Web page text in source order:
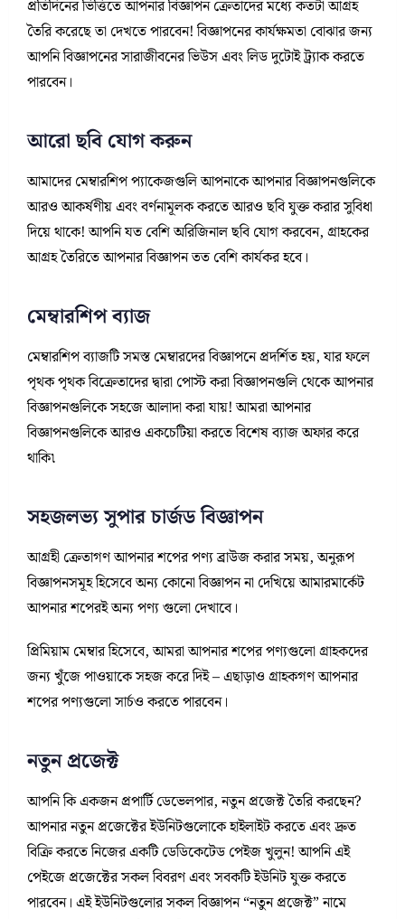
প্রতিদিনের ভিত্তিতে আপনার বিজ্ঞাপন ক্রেতাদের মধ্যে কতটা আগ্রহ
তৈরি করেছে তা দেখতে পারবেন! বিজ্ঞাপনের কার্যক্ষমতা বোঝার জন্য
আপনি বিজ্ঞাপনের সারাজীবনের ভিউস এবং লিড দুটোই ট্র্যাক করতে
পারবেন।
আরো ছবি যোগ করুন
আমাদের মেম্বারশিপ প্যাকেজগুলি আপনাকে আপনার বিজ্ঞাপনগুলিকে
আরও আকর্ষণীয় এবং বর্ণনামূলক করতে আরও ছবি যুক্ত করার সুবিধা
দিয়ে থাকে! আপনি যত বেশি অরিজিনাল ছবি যোগ করবেন, গ্রাহকের
আগ্রহ তৈরিতে আপনার বিজ্ঞাপন তত বেশি কার্যকর হবে।
মেম্বারশিপ ব্যাজ
মেম্বারশিপ ব্যাজটি সমস্ত মেম্বারদের বিজ্ঞাপনে প্রদর্শিত হয়, যার ফলে
পৃথক পৃথক বিক্রেতাদের দ্বারা পোস্ট করা বিজ্ঞাপনগুলি থেকে আপনার
বিজ্ঞাপনগুলিকে সহজে আলাদা করা যায়! আমরা আপনার
বিজ্ঞাপনগুলিকে আরও একচেটিয়া করতে বিশেষ ব্যাজ অফার করে
থাকি৷
সহজলভ্য সুপার চার্জড বিজ্ঞাপন
আগ্রহী ক্রেতাগণ আপনার শপের পণ্য ব্রাউজ করার সময়, অনুরূপ
বিজ্ঞাপনসমূহ হিসেবে অন্য কোনো বিজ্ঞাপন না দেখিয়ে আমারমার্কেট
আপনার শপেরই অন্য পণ্য গুলো দেখাবে।
প্রিমিয়াম মেম্বার হিসেবে, আমরা আপনার শপের পণ্যগুলো গ্রাহকদের
জন্য খুঁজে পাওয়াকে সহজ করে দিই – এছাড়াও গ্রাহকগণ আপনার
শপের পণ্যগুলো সার্চও করতে পারবেন।
নতুন প্রজেক্ট
আপনি কি একজন প্রপার্টি ডেভেলপার, নতুন প্রজেক্ট তৈরি করছেন?
আপনার নতুন প্রজেক্টের ইউনিটগুলোকে হাইলাইট করতে এবং দ্রুত
বিক্রি করতে নিজের একটি ডেডিকেটেড পেইজ খুলুন! আপনি এই
পেইজে প্রজেক্টের সকল বিবরণ এবং সবকটি ইউনিট যুক্ত করতে
পারবেন। এই ইউনিটগুলোর সকল বিজ্ঞাপন “নতুন প্রজেক্ট” নামে